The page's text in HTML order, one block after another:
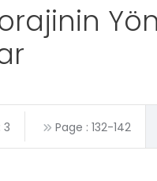
3 Page : 132-142